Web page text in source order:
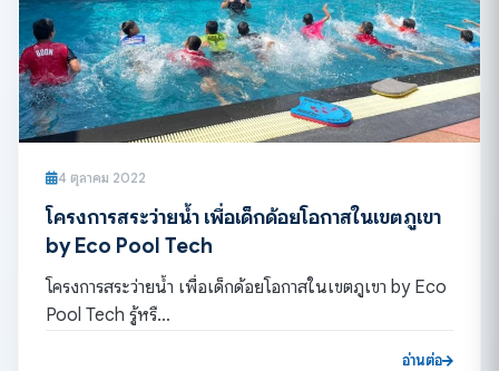
4 ตุลาคม 2022
โครงการสระว่ายน้ำ เพื่อเด็กด้อยโอกาสในเขตภูเขา
by Eco Pool Tech
โครงการสระว่ายน้ำ เพื่อเด็กด้อยโอกาสในเขตภูเขา by Eco
Pool Tech รู้หรื…
อ่านต่อ